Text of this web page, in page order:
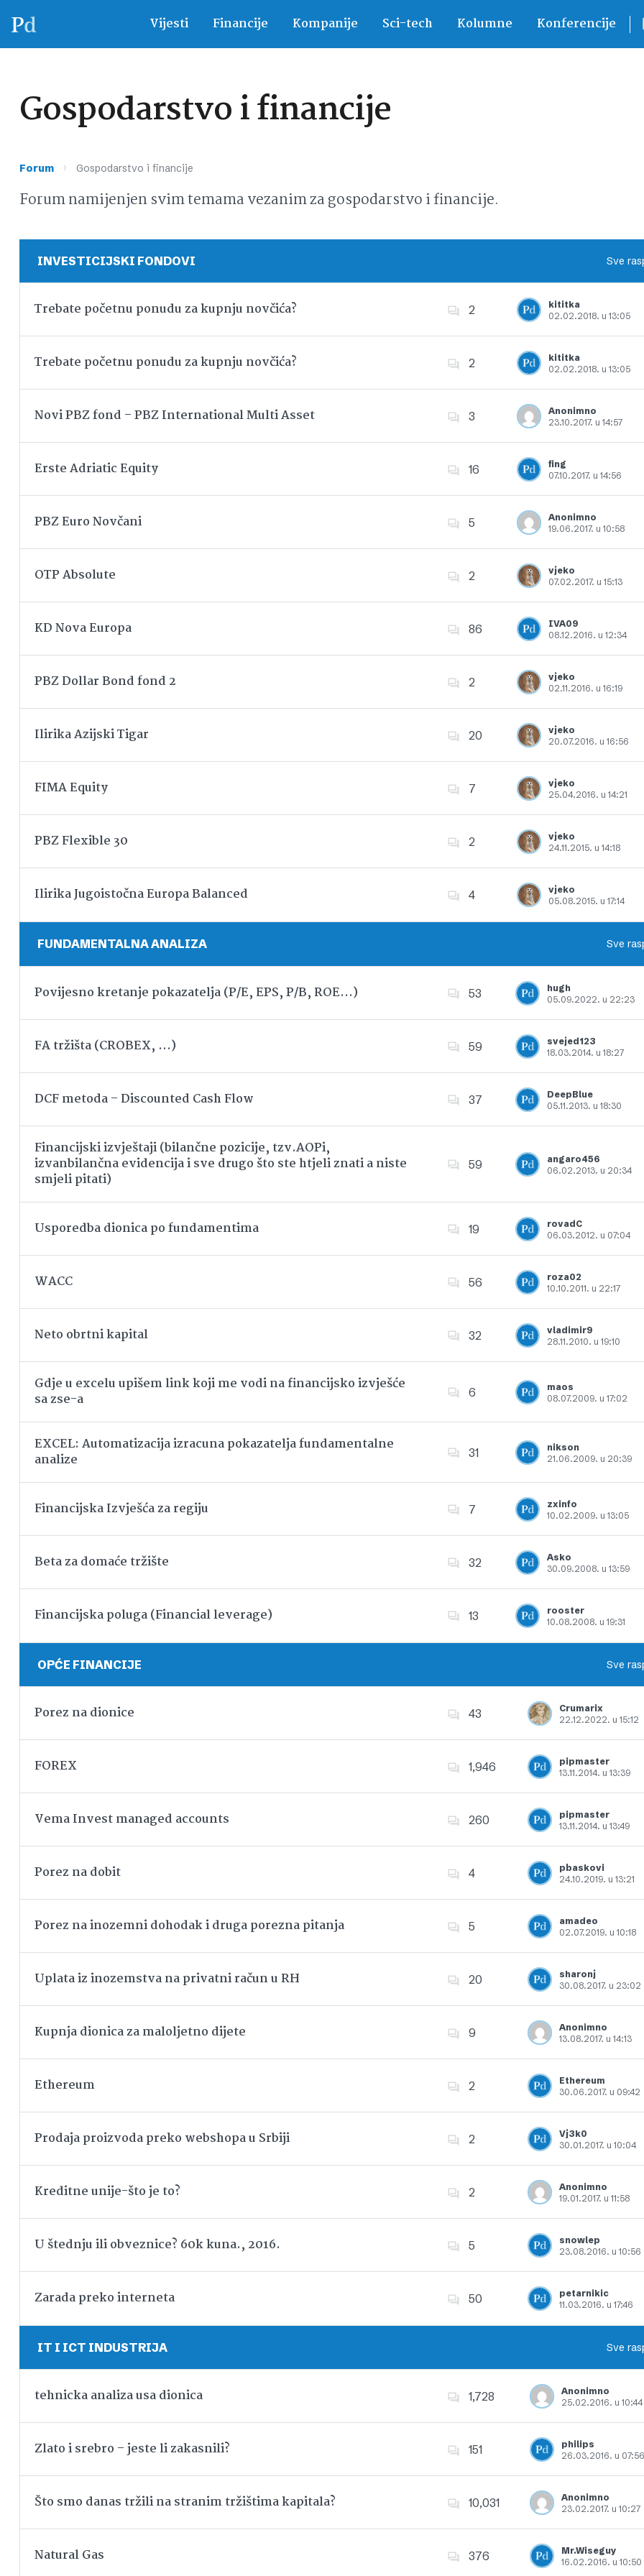
Vijesti Financije Kompanije Sci-tech Kolumne Konferencije
Gospodarstvo i financije
Forum › Gospodarstvo i financije
Forum namijenjen svim temama vezanim za gospodarstvo i financije.
INVESTICIJSKI FONDOVI Sve
Trebate početnu ponudu za kupnju novčića? 2
kititka
02.02.2018. u 13:05
Dodajte u favorite
Trebate početnu ponudu za kupnju novčića? 2
kititka
02.02.2018. u 13:05
Dodajte u favorite
Novi PBZ fond – PBZ International Multi Asset 3
Anonimno
23.10.2017. u 14:57
Dodajte u favorite
Erste Adriatic Equity 16
fing
07.10.2017. u 14:56
Dodajte u favorite
PBZ Euro Novčani 5
Anonimno
19.06.2017. u 10:58
Dodajte u favorite
OTP Absolute 2
vjeko
07.02.2017. u 15:13
Dodajte u favorite
KD Nova Europa 86
IVA09
08.12.2016. u 12:34
Dodajte u favorite
PBZ Dollar Bond fond 2 2
vjeko
02.11.2016. u 16:19
Dodajte u favorite
Ilirika Azijski Tigar 20
vjeko
20.07.2016. u 16:56
Dodajte u favorite
FIMA Equity 7
vjeko
25.04.2016. u 14:21
Dodajte u favorite
PBZ Flexible 30 2
vjeko
24.11.2015. u 14:18
Dodajte u favorite
Ilirika Jugoistočna Europa Balanced 4
vjeko
05.08.2015. u 17:14
Dodajte u favorite
FUNDAMENTALNA ANALIZA Sve
Povijesno kretanje pokazatelja (P/E, EPS, P/B, ROE…) 53
hugh
05.09.2022. u 22:23
Dodajte u favorite
FA tržišta (CROBEX, …) 59
svejed123
18.03.2014. u 18:27
Dodajte u favorite
DCF metoda – Discounted Cash Flow 37
DeepBlue
05.11.2013. u 18:30
Financijski izvještaji (bilančne pozicije, tzv.AOPi,
izvanbilančna evidencija i sve drugo što ste htjeli znati a niste
smjeli pitati)
59
angaro456
06.02.2013. u 20:34
Usporedba dionica po fundamentima 19
rovadC
06.03.2012. u 07:04
Dodajte u favorite
WACC 56
roza02
10.10.2011. u 22:17
Dodajte u favorite
Neto obrtni kapital 32
vladimir9
28.11.2010. u 19:10
Gdje u excelu upišem link koji me vodi na financijsko izvješće
sa zse-a
6
maos
08.07.2009. u 17:02
EXCEL: Automatizacija izracuna pokazatelja fundamentalne
analize
31
nikson
21.06.2009. u 20:39
Financijska Izvješća za regiju 7
zxinfo
10.02.2009. u 13:05
Dodajte u favorite
Beta za domaće tržište 32
Asko
30.09.2008. u 13:59
Dodajte u favorite
Financijska poluga (Financial leverage) 13
rooster
10.08.2008. u 19:31
Dodajte u favorite
OPĆE FINANCIJE Sve
Porez na dionice 43
Crumarix
22.12.2022. u 15:12
Dodajte u favorite
FOREX 1,946
pipmaster
13.11.2014. u 13:39
Dodajte u favorite
Vema Invest managed accounts 260
pipmaster
13.11.2014. u 13:49
Dodajte u favorite
Porez na dobit 4
pbaskovi
24.10.2019. u 13:21
Dodajte u favorite
Porez na inozemni dohodak i druga porezna pitanja 5
amadeo
02.07.2019. u 10:18
Dodajte u favorite
Uplata iz inozemstva na privatni račun u RH 20
sharonj
30.08.2017. u 23:02
Dodajte u favorite
Kupnja dionica za maloljetno dijete 9
Anonimno
13.08.2017. u 14:13
Dodajte u favorite
Ethereum 2
Ethereum
30.06.2017. u 09:42
Dodajte u favorite
Prodaja proizvoda preko webshopa u Srbiji 2
Vj3k0
30.01.2017. u 10:04
Dodajte u favorite
Kreditne unije-što je to? 2
Anonimno
19.01.2017. u 11:58
Dodajte u favorite
U štednju ili obveznice? 60k kuna., 2016. 5
snowlep
23.08.2016. u 10:56
Dodajte u favorite
Zarada preko interneta 50
petarnikic
11.03.2016. u 17:46
Dodajte u favorite
IT I ICT INDUSTRIJA Sve
tehnicka analiza usa dionica 1,728
Anonimno
25.02.2016. u 10:44
Dodajte u favorite
Zlato i srebro – jeste li zakasnili? 151
philips
26.03.2016. u 07:56
Dodajte u favorite
Što smo danas tržili na stranim tržištima kapitala? 10,031
Anonimno
23.02.2017. u 10:27
Dodajte u favorite
Natural Gas 376
Mr.Wiseguy
16.02.2016. u 10:50